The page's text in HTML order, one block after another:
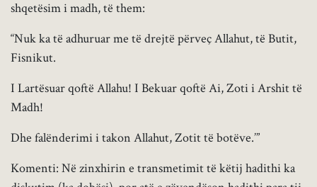
shqetësim i madh, të them:
“Nuk ka të adhuruar me të drejtë përveç Allahut, të Butit,
Fisnikut.
I Lartësuar qoftë Allahu! I Bekuar qoftë Ai, Zoti i Arshit të
Madh!
Dhe falënderimi i takon Allahut, Zotit të botëve.’”
Komenti: Në zinxhirin e transmetimit të këtij hadithi ka